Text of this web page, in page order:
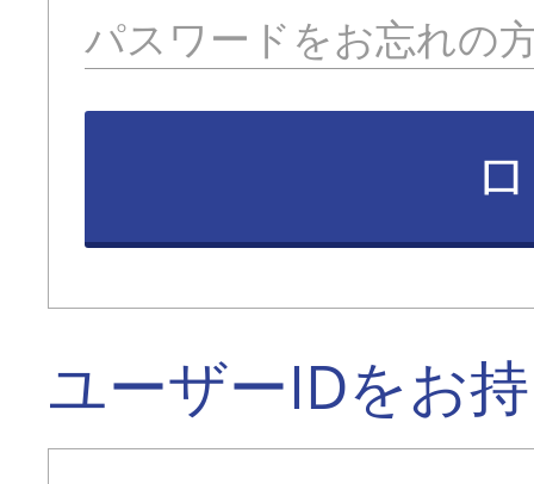
パスワードをお忘れの
ユーザーIDをお